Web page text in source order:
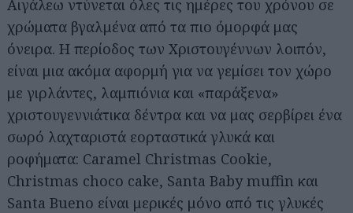
Αιγάλεω ντύνεται όλες τις ημέρες του χρόνου σε
χρώματα βγαλμένα από τα πιο όμορφά μας
όνειρα. Η περίοδος των Χριστουγέννων λοιπόν,
είναι μια ακόμα αφορμή για να γεμίσει τον χώρο
με γιρλάντες, λαμπιόνια και «παράξενα»
χριστουγεννιάτικα δέντρα και να μας σερβίρει ένα
σωρό λαχταριστά εορταστικά γλυκά και
ροφήματα: Caramel Christmas Cookie,
Christmas choco cake, Santa Baby muffin και
Santa Bueno είναι μερικές μόνο από τις γλυκές